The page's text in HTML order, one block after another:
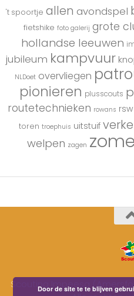
't spoortje allen avondspel
fietshike foto galerij grote
hollandse leeuwen
jubileum kampvuur
NLDoet overvliegen
pionieren plusscouts
routetechnieken rowans rsw
toren troephuis uitstuif
welpen zagen
Scouting Impeesa
Door de site te te blijven